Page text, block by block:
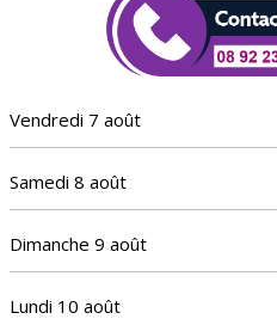
Vendredi 7 août
Samedi 8 août
Dimanche 9 août
Lundi 10 août